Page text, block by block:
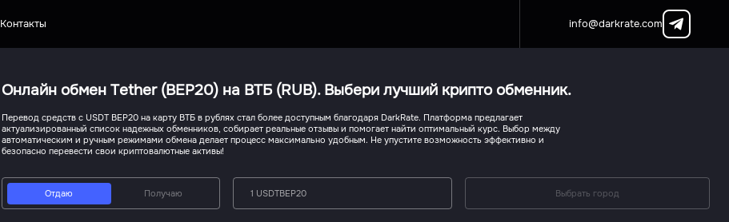
Контакты info@darkrate.com
Онлайн обмен Tether (BEP20) на ВТБ (RUB). Выбери лучший крипто обменник.
Перевод средств с USDT BEP20 на карту ВТБ в рублях стал более доступным благодаря DarkRate. Платформа предлагает
актуализированный список надежных обменников, собирает реальные отзывы и помогает найти оптимальный курс. Выбор между
автоматическим и ручным режимами обмена делает процесс максимально удобным. Не упустите возможность эффективно и
безопасно перевести свои криптовалютные активы!
Отдаю Получаю 1 USDTBEP20 Выбрать город